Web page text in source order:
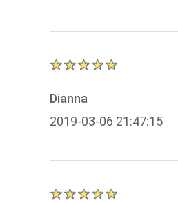
Dianna
2019-03-06 21:47:15